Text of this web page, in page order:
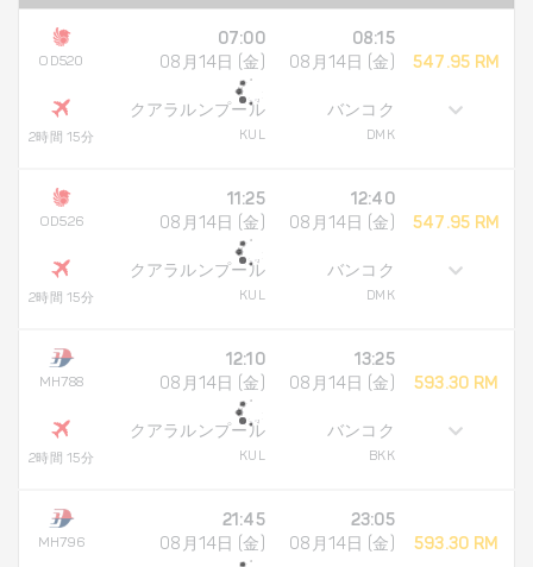
OD520
2時間 15分
07:00
08月14日 (金)
クアラルンプール
KUL
08:15
08月14日 (金)
バンコク
DMK
547.95 RM
OD526
2時間 15分
11:25
08月14日 (金)
クアラルンプール
KUL
12:40
08月14日 (金)
バンコク
DMK
547.95 RM
MH788
2時間 15分
12:10
08月14日 (金)
クアラルンプール
KUL
13:25
08月14日 (金)
バンコク
BKK
593.30 RM
MH796
21:45
08月14日 (金)
23:05
08月14日 (金)
593.30 RM